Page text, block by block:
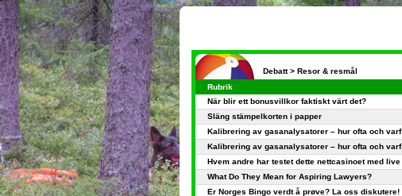
Debatt > Resor & resmål
Rubrik
När blir ett bonusvillkor faktiskt värt det?
Släng stämpelkorten i papper
Kalibrering av gasanalysatorer – hur ofta och varf
Kalibrering av gasanalysatorer – hur ofta och varf
Hvem andre har testet dette nettcasinoet med live
What Do They Mean for Aspiring Lawyers?
Er Norges Bingo verdt å prøve? La oss diskutere!